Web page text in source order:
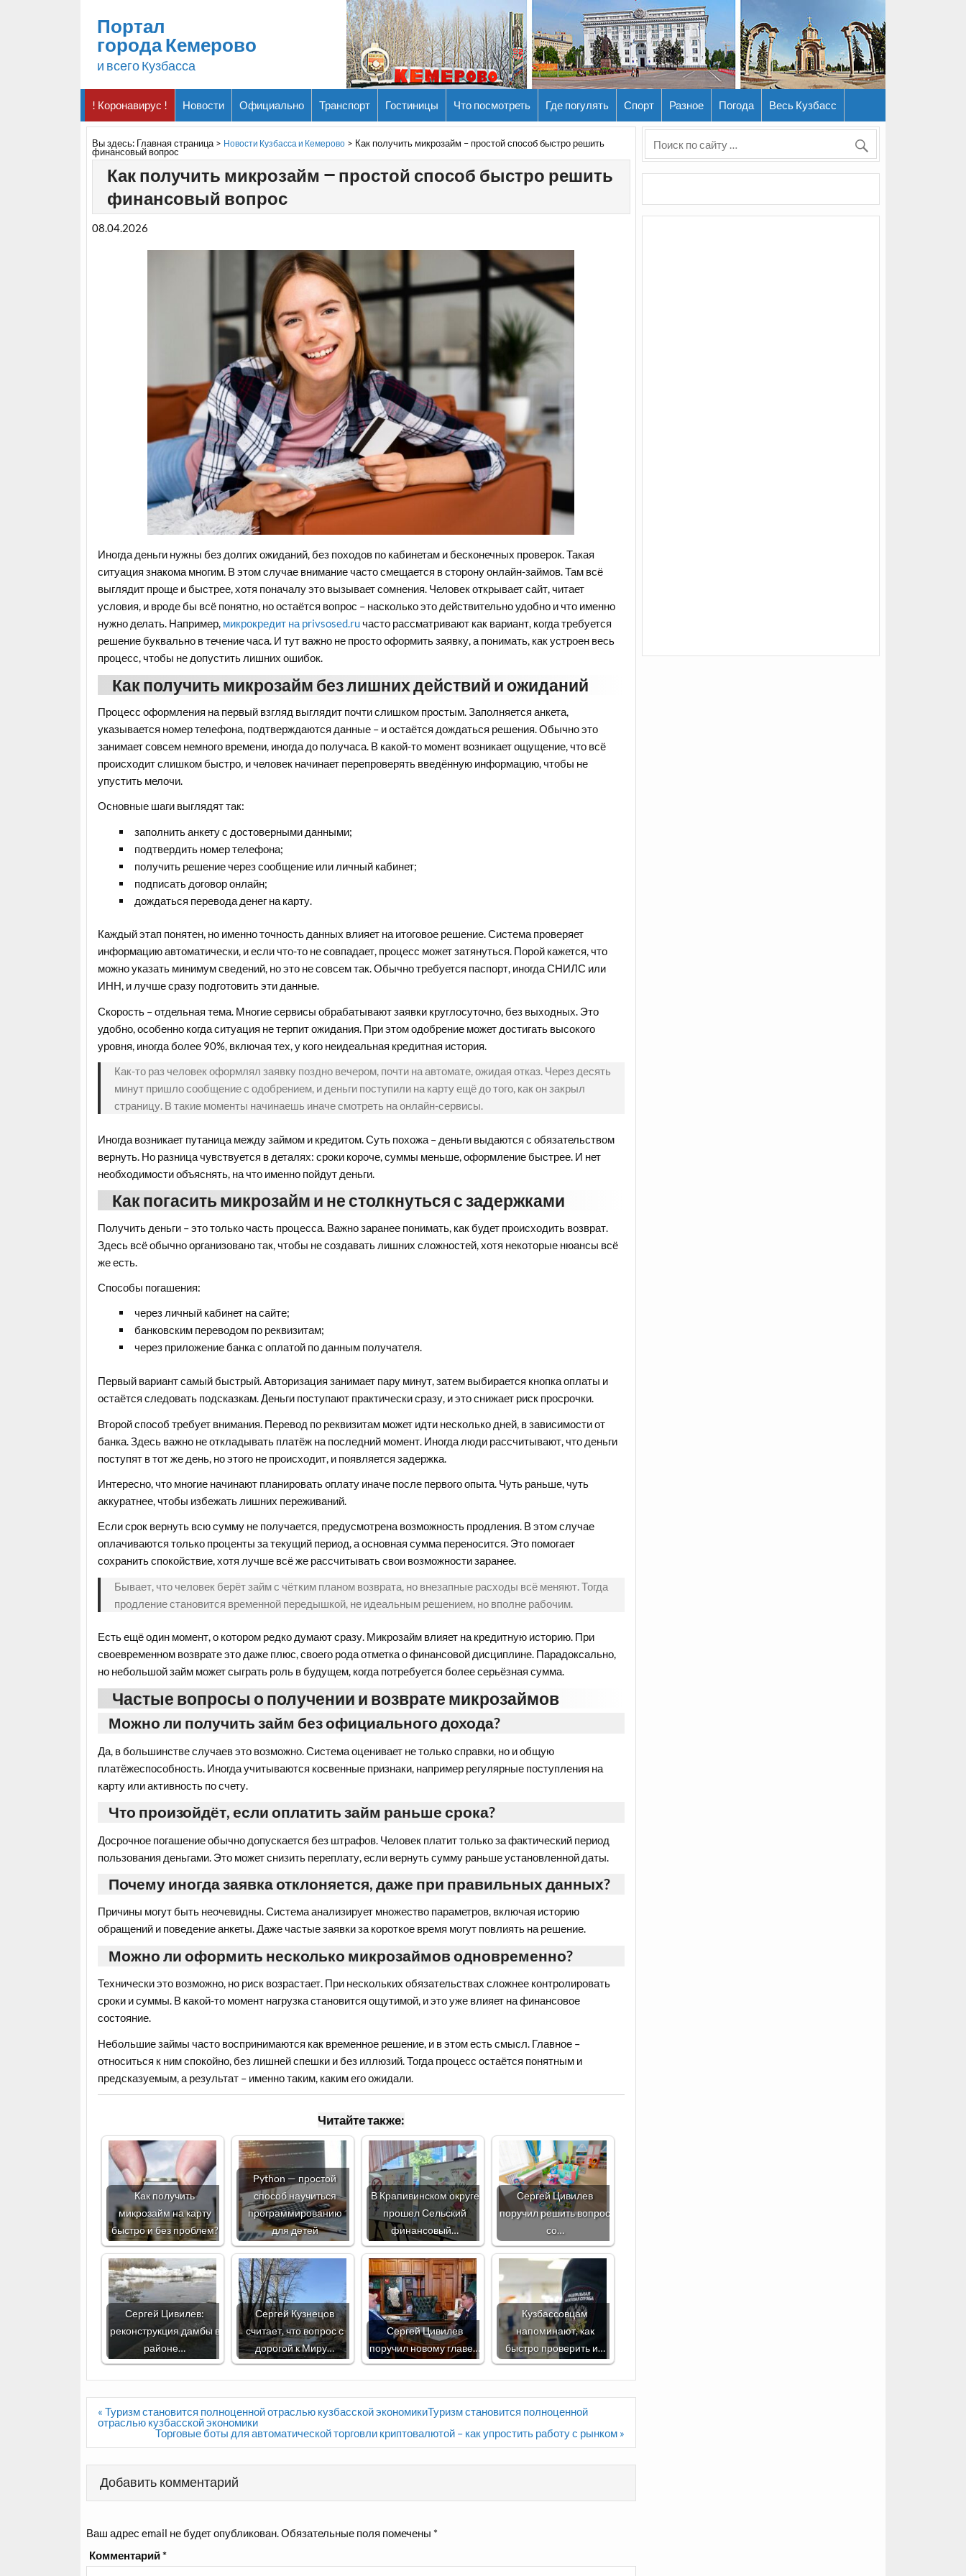
Портал
города Кемерово
и всего Кузбасса
! Коронавирус ! Новости Официально Транспорт Гостиницы Что посмотреть Где погулять Спорт Разное Погода Весь Кузбасс
Вы здесь: Главная страница> Новости Кузбасса и Кемерово > Как получить микрозайм – простой способ быстро решить
финансовый вопрос
Как получить микрозайм – простой способ быстро решить
финансовый вопрос
08.04.2026
Иногда деньги нужны без долгих ожиданий, без походов по кабинетам и бесконечных проверок. Такая
ситуация знакома многим. В этом случае внимание часто смещается в сторону онлайн-займов. Там всё
выглядит проще и быстрее, хотя поначалу это вызывает сомнения. Человек открывает сайт, читает
условия, и вроде бы всё понятно, но остаётся вопрос – насколько это действительно удобно и что именно
нужно делать. Например, микрокредит на privsosed.ruчасто рассматривают как вариант, когда требуется
решение буквально в течение часа. И тут важно не просто оформить заявку, а понимать, как устроен весь
процесс, чтобы не допустить лишних ошибок.
Как получить микрозайм без лишних действий и ожиданий
Процесс оформления на первый взгляд выглядит почти слишком простым. Заполняется анкета,
указывается номер телефона, подтверждаются данные – и остаётся дождаться решения. Обычно это
занимает совсем немного времени, иногда до получаса. В какой-то момент возникает ощущение, что всё
происходит слишком быстро, и человек начинает перепроверять введённую информацию, чтобы не
упустить мелочи.
Основные шаги выглядят так:
заполнить анкету с достоверными данными;
подтвердить номер телефона;
получить решение через сообщение или личный кабинет;
подписать договор онлайн;
дождаться перевода денег на карту.
Каждый этап понятен, но именно точность данных влияет на итоговое решение. Система проверяет
информацию автоматически, и если что-то не совпадает, процесс может затянуться. Порой кажется, что
можно указать минимум сведений, но это не совсем так. Обычно требуется паспорт, иногда СНИЛС или
ИНН, и лучше сразу подготовить эти данные.
Скорость – отдельная тема. Многие сервисы обрабатывают заявки круглосуточно, без выходных. Это
удобно, особенно когда ситуация не терпит ожидания. При этом одобрение может достигать высокого
уровня, иногда более 90%, включая тех, у кого неидеальная кредитная история.
Как-то раз человек оформлял заявку поздно вечером, почти на автомате, ожидая отказ. Через десять
минут пришло сообщение с одобрением, и деньги поступили на карту ещё до того, как он закрыл
страницу. В такие моменты начинаешь иначе смотреть на онлайн-сервисы.
Иногда возникает путаница между займом и кредитом. Суть похожа – деньги выдаются с обязательством
вернуть. Но разница чувствуется в деталях: сроки короче, суммы меньше, оформление быстрее. И нет
необходимости объяснять, на что именно пойдут деньги.
Как погасить микрозайм и не столкнуться с задержками
Получить деньги – это только часть процесса. Важно заранее понимать, как будет происходить возврат.
Здесь всё обычно организовано так, чтобы не создавать лишних сложностей, хотя некоторые нюансы всё
же есть.
Способы погашения:
через личный кабинет на сайте;
банковским переводом по реквизитам;
через приложение банка с оплатой по данным получателя.
Первый вариант самый быстрый. Авторизация занимает пару минут, затем выбирается кнопка оплаты и
остаётся следовать подсказкам. Деньги поступают практически сразу, и это снижает риск просрочки.
Второй способ требует внимания. Перевод по реквизитам может идти несколько дней, в зависимости от
банка. Здесь важно не откладывать платёж на последний момент. Иногда люди рассчитывают, что деньги
поступят в тот же день, но этого не происходит, и появляется задержка.
Интересно, что многие начинают планировать оплату иначе после первого опыта. Чуть раньше, чуть
аккуратнее, чтобы избежать лишних переживаний.
Если срок вернуть всю сумму не получается, предусмотрена возможность продления. В этом случае
оплачиваются только проценты за текущий период, а основная сумма переносится. Это помогает
сохранить спокойствие, хотя лучше всё же рассчитывать свои возможности заранее.
Бывает, что человек берёт займ с чётким планом возврата, но внезапные расходы всё меняют. Тогда
продление становится временной передышкой, не идеальным решением, но вполне рабочим.
Есть ещё один момент, о котором редко думают сразу. Микрозайм влияет на кредитную историю. При
своевременном возврате это даже плюс, своего рода отметка о финансовой дисциплине. Парадоксально,
но небольшой займ может сыграть роль в будущем, когда потребуется более серьёзная сумма.
Частые вопросы о получении и возврате микрозаймов
Можно ли получить займ без официального дохода?
Да, в большинстве случаев это возможно. Система оценивает не только справки, но и общую
платёжеспособность. Иногда учитываются косвенные признаки, например регулярные поступления на
карту или активность по счету.
Что произойдёт, если оплатить займ раньше срока?
Досрочное погашение обычно допускается без штрафов. Человек платит только за фактический период
пользования деньгами. Это может снизить переплату, если вернуть сумму раньше установленной даты.
Почему иногда заявка отклоняется, даже при правильных данных?
Причины могут быть неочевидны. Система анализирует множество параметров, включая историю
обращений и поведение анкеты. Даже частые заявки за короткое время могут повлиять на решение.
Можно ли оформить несколько микрозаймов одновременно?
Технически это возможно, но риск возрастает. При нескольких обязательствах сложнее контролировать
сроки и суммы. В какой-то момент нагрузка становится ощутимой, и это уже влияет на финансовое
состояние.
Небольшие займы часто воспринимаются как временное решение, и в этом есть смысл. Главное –
относиться к ним спокойно, без лишней спешки и без иллюзий. Тогда процесс остаётся понятным и
предсказуемым, а результат – именно таким, каким его ожидали.
Читайте также:
Как получить
микрозайм на карту
быстро и без проблем?
Python — простой
способ научиться
программированию
для детей
В Крапивинском округе
прошел Сельский
финансовый…
Сергей Цивилев
поручил решить вопрос
со…
Сергей Цивилев:
реконструкция дамбы в
районе…
Сергей Кузнецов
считает, что вопрос с
дорогой к Миру…
Сергей Цивилев
поручил новому главе…
Кузбассовцам
напоминают, как
быстро проверить и…
Навигация
по
записям
« Туризм становится полноценной отраслью кузбасской экономикиТуризм становится полноценной
отраслью кузбасской экономики
Торговые боты для автоматической торговли криптовалютой – как упростить работу с рынком »
Добавить комментарий
Ваш адрес email не будет опубликован.Обязательные поля помечены *
Комментарий*